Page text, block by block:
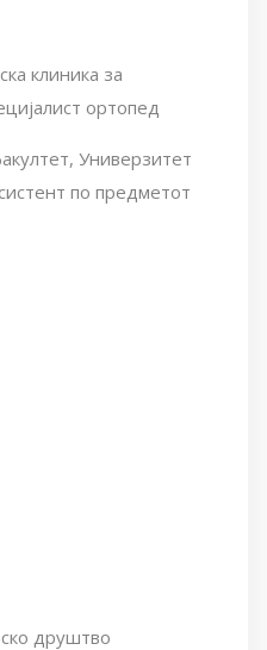
клиника за
ортопед
Универзитет
по предметот
друштво